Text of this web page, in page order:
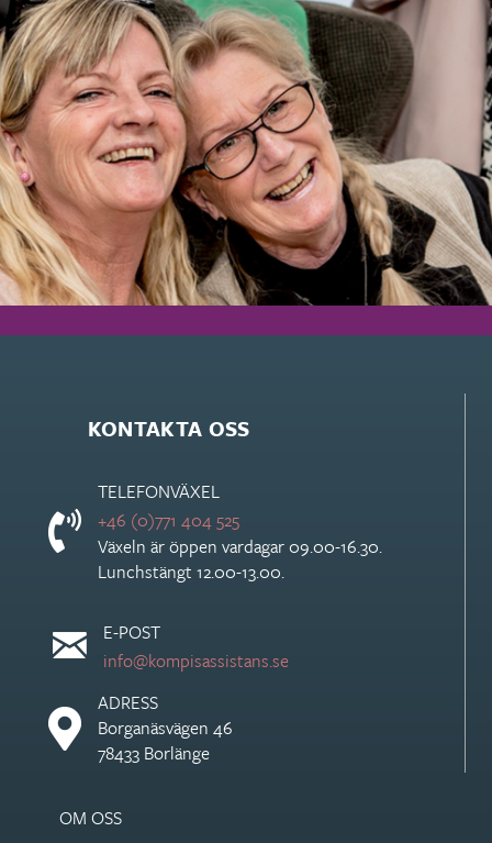
KONTAKTA OSS
TELEFONVÄXEL
+46 (0)771 404 525
Växeln är öppen vardagar 09.00-16.30.
Lunchstängt 12.00-13.00.
E-POST
info@kompisassistans.se
ADRESS
Borganäsvägen 46
78433 Borlänge
OM OSS